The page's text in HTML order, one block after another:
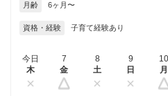
月齢 6ヶ月〜
資格・経験 子育て経験あり
今日
木
7
金
8
土
9
日
10
月